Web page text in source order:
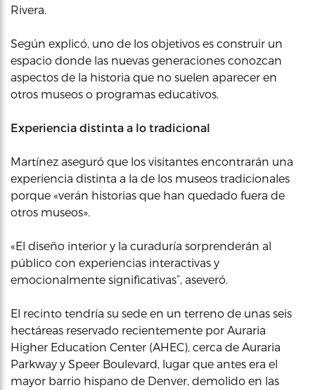
Rivera.
Según explicó, uno de los objetivos es construir un
espacio donde las nuevas generaciones conozcan
aspectos de la historia que no suelen aparecer en
otros museos o programas educativos.
Experiencia distinta a lo tradicional
Martínez aseguró que los visitantes encontrarán una
experiencia distinta a la de los museos tradicionales
porque «verán historias que han quedado fuera de
otros museos».
«El diseño interior y la curaduría sorprenderán al
público con experiencias interactivas y
emocionalmente significativas”, aseveró.
El recinto tendría su sede en un terreno de unas seis
hectáreas reservado recientemente por Auraria
Higher Education Center (AHEC), cerca de Auraria
Parkway y Speer Boulevard, lugar que antes era el
mayor barrio hispano de Denver, demolido en las